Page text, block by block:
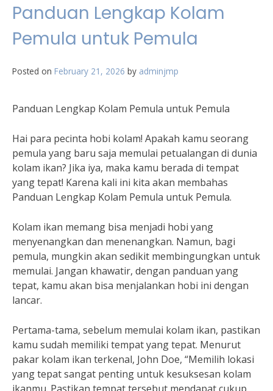
Panduan Lengkap Kolam
Pemula untuk Pemula
Posted on February 21, 2026 by adminjmp
Panduan Lengkap Kolam Pemula untuk Pemula
Hai para pecinta hobi kolam! Apakah kamu seorang
pemula yang baru saja memulai petualangan di dunia
kolam ikan? Jika iya, maka kamu berada di tempat
yang tepat! Karena kali ini kita akan membahas
Panduan Lengkap Kolam Pemula untuk Pemula.
Kolam ikan memang bisa menjadi hobi yang
menyenangkan dan menenangkan. Namun, bagi
pemula, mungkin akan sedikit membingungkan untuk
memulai. Jangan khawatir, dengan panduan yang
tepat, kamu akan bisa menjalankan hobi ini dengan
lancar.
Pertama-tama, sebelum memulai kolam ikan, pastikan
kamu sudah memiliki tempat yang tepat. Menurut
pakar kolam ikan terkenal, John Doe, “Memilih lokasi
yang tepat sangat penting untuk kesuksesan kolam